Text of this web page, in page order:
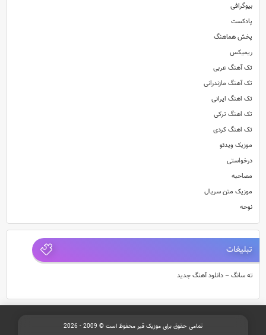
بیوگرافی
پادکست
پخش هماهنگ
ریمیکس
تک آهنگ عربی
تک آهنگ مازندرانی
تک اهنگ ایرانی
تک اهنگ ترکی
تک اهنگ کردی
موزیک ویدئو
درخواستی
مصاحبه
موزیک متن سریال
نوحه
تبلیغات
ته سانگ – دانلود آهنگ جدید
تمامی حقوق برای موزیک قیر محفوظ است © 2009 - 2026